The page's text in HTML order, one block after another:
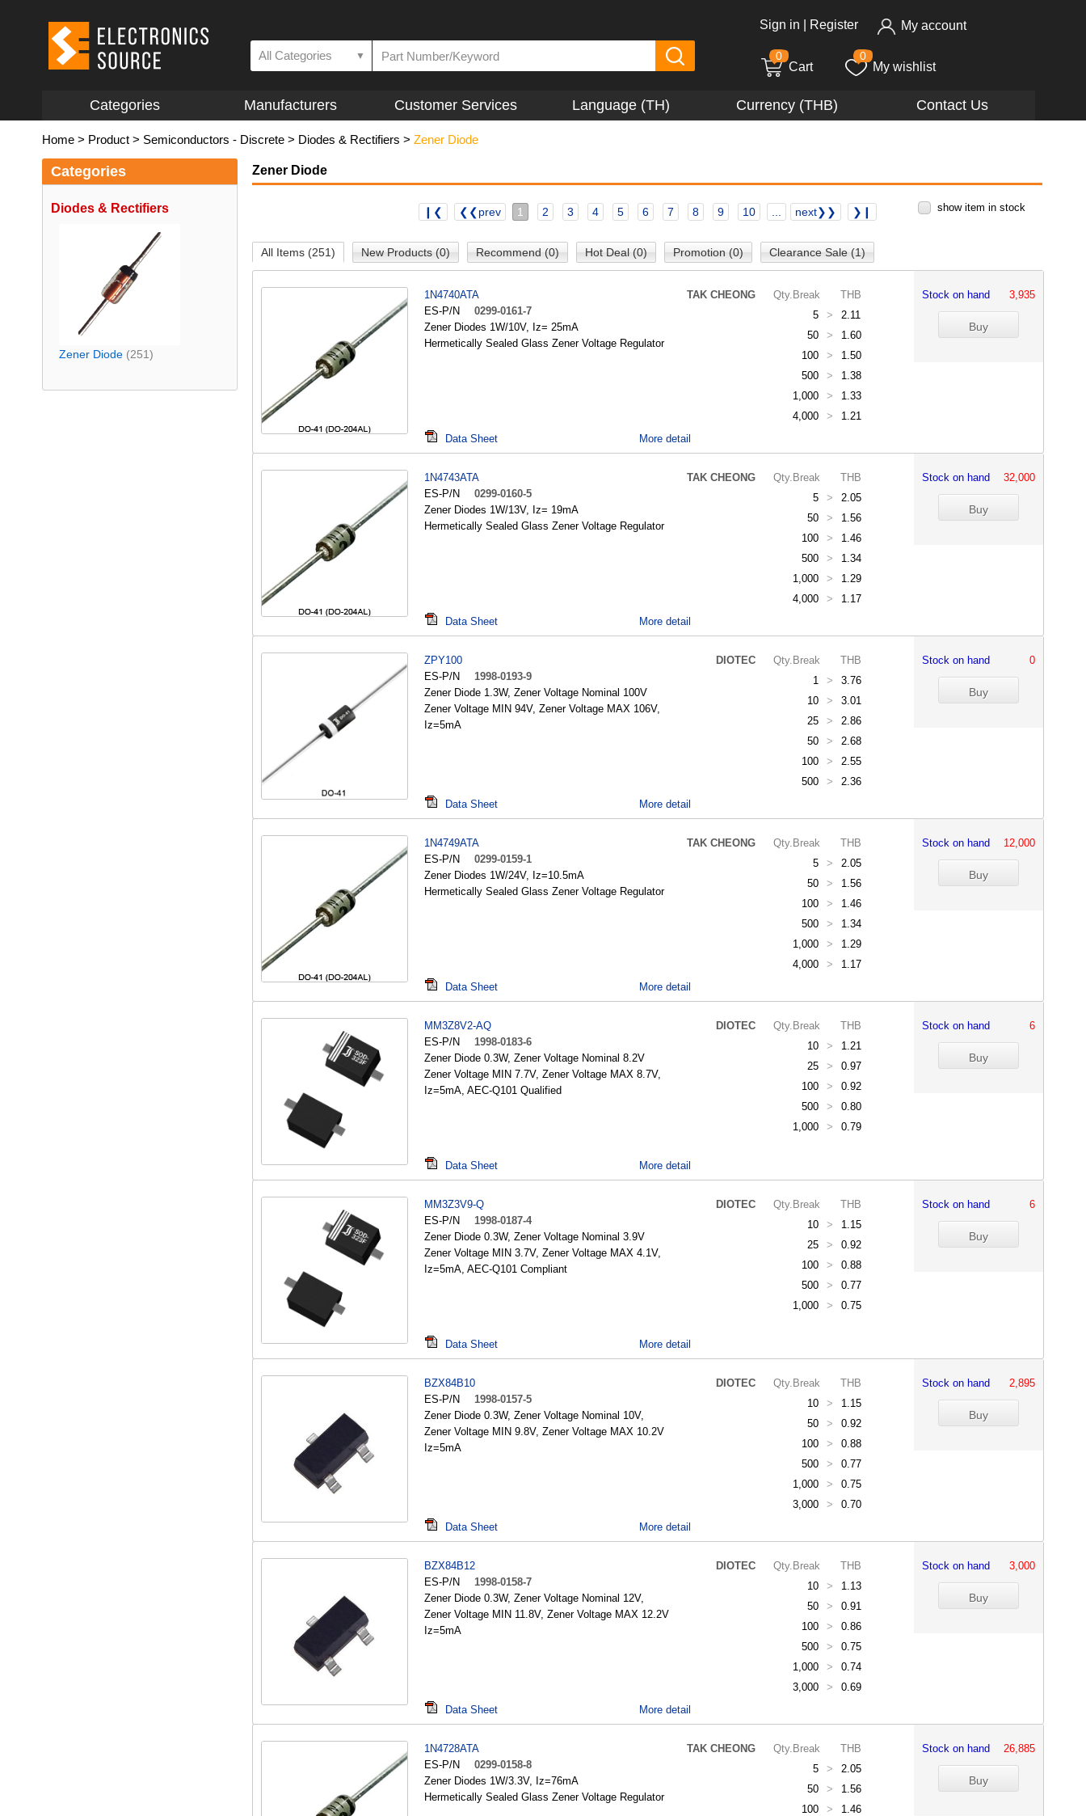
All Categories ▼
Sign in Register My account
0
Cart
0
My wishlist
Categories Manufacturers Customer Services Language (TH) Currency (THB) Contact Us
Home > Product > Semiconductors - Discrete > Diodes & Rectifiers > Zener Diode
Categories
Diodes & Rectifiers
Zener Diode (251)
Zener Diode
❙❮ ❮❮prev 1 2 3 4 5 6 7 8 9 10 next❯❯ ❯❙ show item in stock
All Items (251) New Products (0) Recommend (0) Hot Deal (0) Promotion (0) Clearance Sale (1)
1N4740ATA
TAK CHEONG
ES-P/N
0299-0161-7
Zener Diodes 1W/10V, Iz= 25mA
Hermetically Sealed Glass Zener Voltage Regulator
Qty.Break
THB
5
>
2.11
50
>
1.60
100
>
1.50
500
>
1.38
1,000
>
1.33
4,000
> 1.21
Stock on hand 3,935
Data Sheet More detail
1N4743ATA
TAK CHEONG
ES-P/N
0299-0160-5
Zener Diodes 1W/13V, Iz= 19mA
Hermetically Sealed Glass Zener Voltage Regulator
Qty.Break
THB
5
>
2.05
50
>
1.56
100
>
1.46
500
>
1.34
1,000
>
1.29
4,000
> 1.17
Stock on hand 32,000
Data Sheet More detail
ZPY100
DIOTEC
ES-P/N
1998-0193-9
Zener Diode 1.3W, Zener Voltage Nominal 100V
Zener Voltage MIN 94V, Zener Voltage MAX 106V,
Iz=5mA
Qty.Break
THB
1
>
3.76
10
>
3.01
25
>
2.86
50
>
2.68
100
>
2.55
500
> 2.36
Stock on hand 0
Data Sheet More detail
1N4749ATA
TAK CHEONG
ES-P/N
0299-0159-1
Zener Diodes 1W/24V, Iz=10.5mA
Hermetically Sealed Glass Zener Voltage Regulator
Qty.Break
THB
5
>
2.05
50
>
1.56
100
>
1.46
500
>
1.34
1,000
>
1.29
4,000
> 1.17
Stock on hand 12,000
Data Sheet More detail
MM3Z8V2-AQ
DIOTEC
ES-P/N
1998-0183-6
Zener Diode 0.3W, Zener Voltage Nominal 8.2V
Zener Voltage MIN 7.7V, Zener Voltage MAX 8.7V,
Iz=5mA, AEC-Q101 Qualified
Qty.Break
THB
10
>
1.21
25
>
0.97
100
>
0.92
500
>
0.80
1,000
> 0.79
Stock on hand 6
Data Sheet More detail
MM3Z3V9-Q
DIOTEC
ES-P/N
1998-0187-4
Zener Diode 0.3W, Zener Voltage Nominal 3.9V
Zener Voltage MIN 3.7V, Zener Voltage MAX 4.1V,
Iz=5mA, AEC-Q101 Compliant
Qty.Break
THB
10
>
1.15
25
>
0.92
100
>
0.88
500
>
0.77
1,000
> 0.75
Stock on hand 6
Data Sheet More detail
BZX84B10
DIOTEC
ES-P/N
1998-0157-5
Zener Diode 0.3W, Zener Voltage Nominal 10V,
Zener Voltage MIN 9.8V, Zener Voltage MAX 10.2V
Iz=5mA
Qty.Break
THB
10
>
1.15
50
>
0.92
100
>
0.88
500
>
0.77
1,000
>
0.75
3,000
> 0.70
Stock on hand 2,895
Data Sheet More detail
BZX84B12
DIOTEC
ES-P/N
1998-0158-7
Zener Diode 0.3W, Zener Voltage Nominal 12V,
Zener Voltage MIN 11.8V, Zener Voltage MAX 12.2V
Iz=5mA
Qty.Break
THB
10
>
1.13
50
>
0.91
100
>
0.86
500
>
0.75
1,000
>
0.74
3,000
> 0.69
Stock on hand 3,000
Data Sheet More detail
1N4728ATA
TAK CHEONG
ES-P/N
0299-0158-8
Zener Diodes 1W/3.3V, Iz=76mA
Hermetically Sealed Glass Zener Voltage Regulator
Qty.Break
THB
5
>
2.05
50
>
1.56
100
>
1.46
Stock on hand 26,885